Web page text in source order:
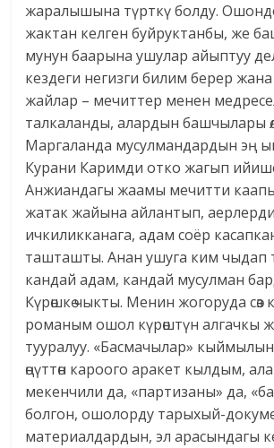
жаралышына түрткү болду.
жактан келген буйруктанбы, же
мунун баарына ушулар айыптуу
кездеги негизги билим берер жана
жайлар – мечиттер менен
талкаланды, алардын башчылары
Маргаланда мусулмандардын эң
Курани Каримди отко жагып
Анжиандагы жаамы мечитти
жатак жайына айлантып,
ичкиликканага, адам соёр
ташташты. Анан ушуга ким чыдап
кандай адам, кандай мусулман
Күрөшкө чыкты. Менин жогоруда сөз
романым ошол күрөштүн алгачкы
тууралуу. «Басмачылар»
өңүттөн кароого аракет кылдым,
мекенчили да, «партизаны» да,
болгон, ошолорду тарыхый-
материалдардын, эл арасындагы